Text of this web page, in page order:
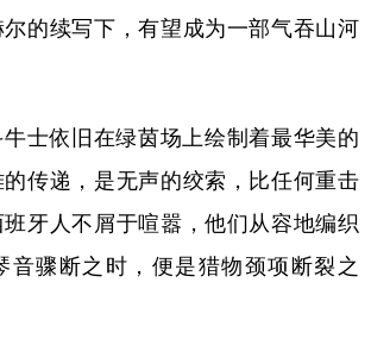
的续写下，有望成为一部气吞山河
依旧在绿茵场上绘制着最华美的
传递，是无声的绞索，比任何重击
牙人不屑于喧嚣，他们从容地编织
音骤断之时，便是猎物颈项断裂之